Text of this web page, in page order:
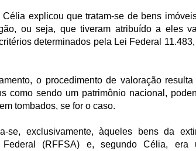
Célia explicou que tratam-se de bens
ou seja, que tiveram atribuído a eles
determinados pela Lei Federal
o procedimento de valoração resulta
como sendo um patrimônio nacional,
tombados, se for o caso.
se, exclusivamente, àqueles bens da
Federal (RFFSA) e, segundo Célia, era